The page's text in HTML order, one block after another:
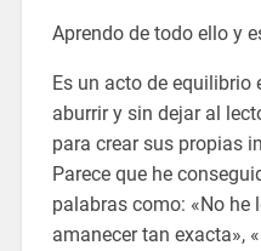
Aprendo de todo ello y
Es un acto de equilibrio
aburrir y sin dejar al
para crear sus propias
Parece que he
palabras como: «No he
amanecer tan exacta»,